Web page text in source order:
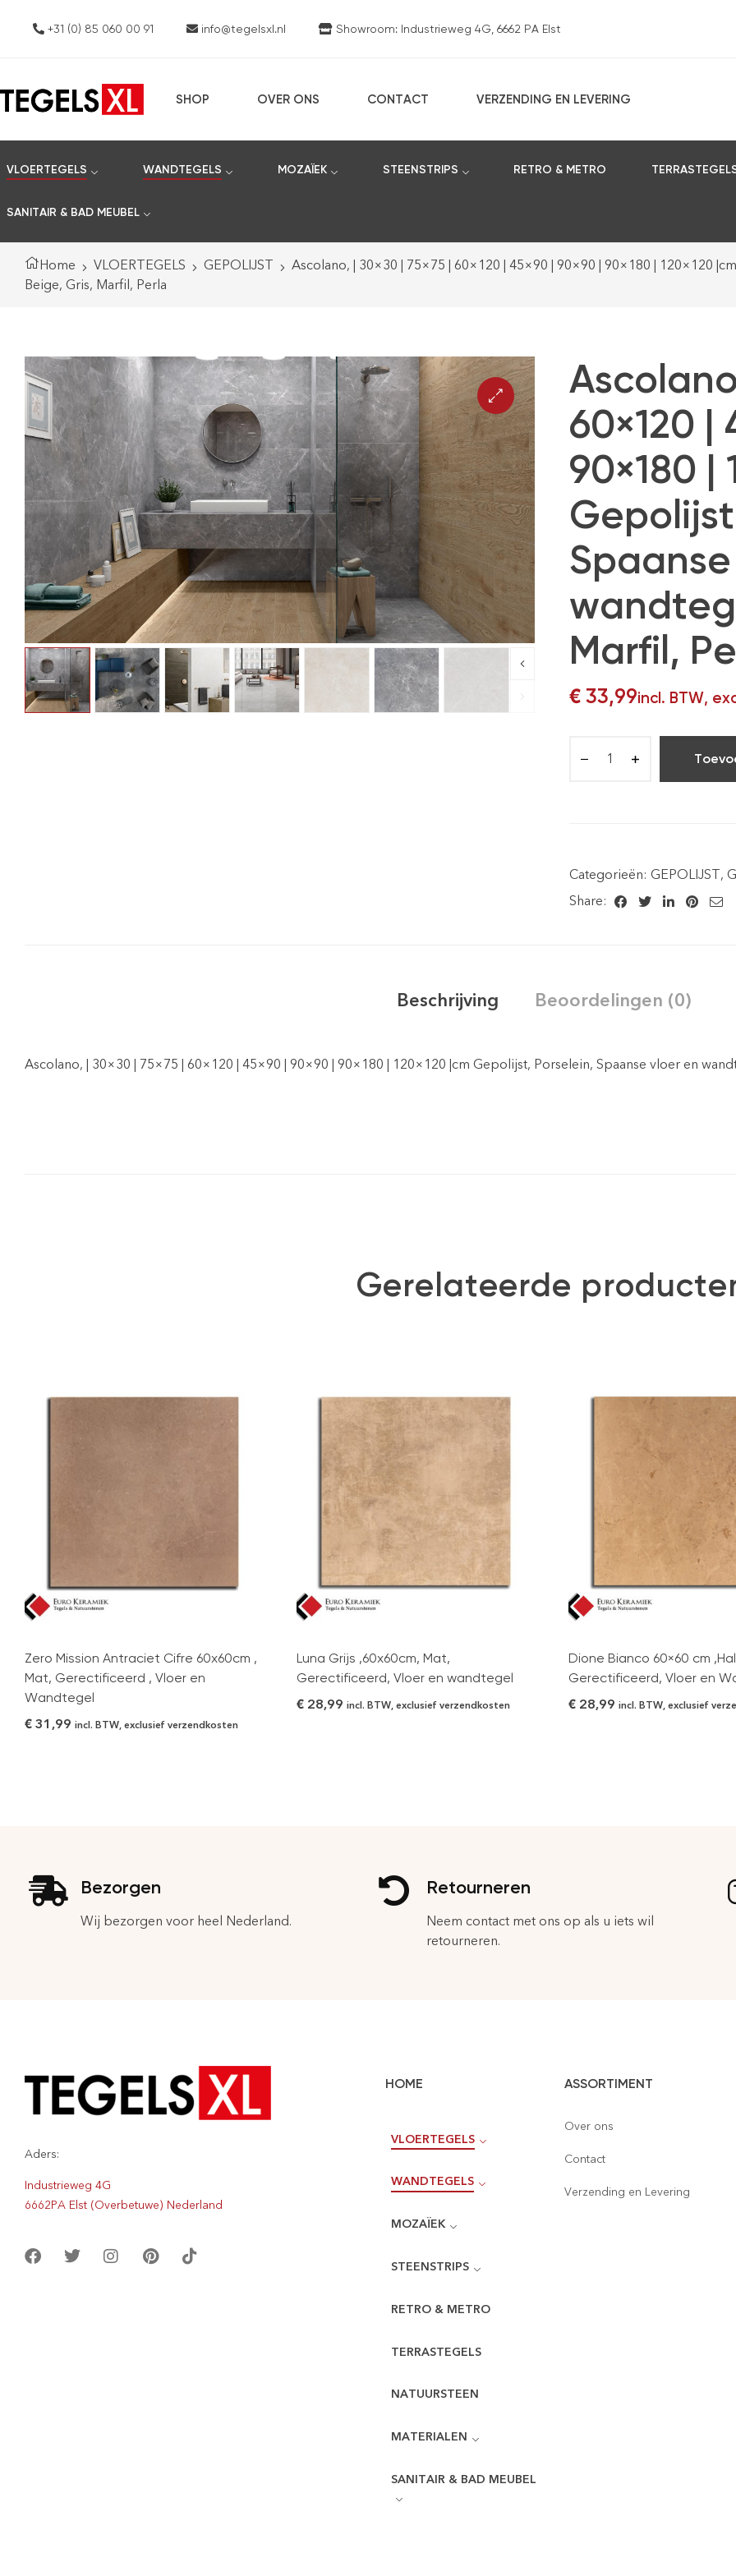
+31 (0) 85 060 00 91 info@tegelsxl.nl Showroom: Industrieweg 4G, 6662 PA Elst
SHOP OVER ONS CONTACT VERZENDING EN LEVERING
VLOERTEGELS WANDTEGELS MOZAÏEK STEENSTRIPS RETRO & METRO
SANITAIR & BAD MEUBEL
Home VLOERTEGELS GEPOLIJST
Ascolano, | 30×30 | 75×75 | 60×120 | 45×90 | 90×90 | 90×180 | 120×120
Beige, Gris, Marfil, Perla
60×120 |
90×180 |
Marfil,
€33,99incl. BTW,
Categorieën: GEPOLIJST,
Share:
Beschrijving Beoordelingen (0)
Ascolano, | 30×30 | 75×75 | 60×120 | 45×90 | 90×90 | 90×180 | 120×120 |cm Gepolijst, Porselein, Spaanse vloer en
Gerelateerde
Zero Mission Antraciet Cifre 60x60cm ,
Mat, Gerectificeerd , Vloer en
Wandtegel
€ 31,99 incl. BTW, exclusief verzendkosten
Luna Grijs ,60x60cm, Mat,
Gerectificeerd, Vloer en wandtegel
€ 28,99 incl. BTW, exclusief verzendkosten
Dione Bianco 60×60 cm
Gerectificeerd, Vloer en
€ 28,99 incl. BTW, exclusief
Bezorgen
Wij bezorgen voor heel Nederland.
Retourneren
Neem contact met ons op als u iets wil
retourneren.
Aders:
Industrieweg 4G
6662PA Elst (Overbetuwe) Nederland
HOME
VLOERTEGELS
WANDTEGELS
MOZAÏEK
STEENSTRIPS
RETRO & METRO
TERRASTEGELS
NATUURSTEEN
MATERIALEN
SANITAIR & BAD MEUBEL
ASSORTIMENT
Over ons
Contact
Verzending en Levering